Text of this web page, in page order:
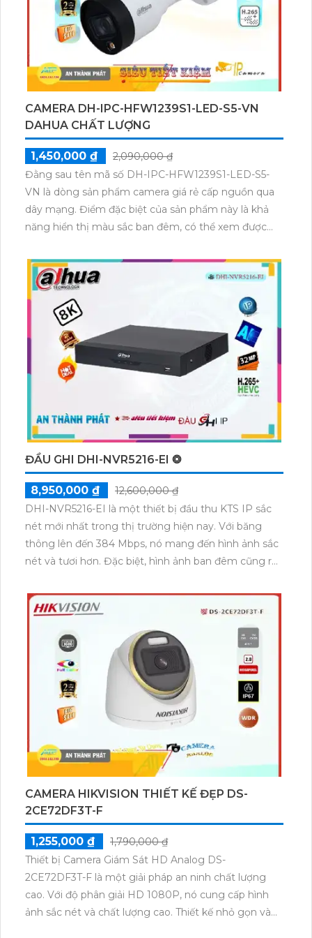
phẩm. Camera có khả năng xoay 360 độ, giúp theo
dõi mọi góc nhìn một cách linh hoạt. Ngoài ra,
camera còn hỗ trợ chế độ zoom thu phóng dễ dàng,
giúp người dùng quan sát rõ ràng và chi tiết hơn.
CAMERA DH-IPC-HFW1239S1-LED-S5-VN
DAHUA CHẤT LƯỢNG
1,450,000 ₫
2,090,000 ₫
Đằng sau tên mã số DH-IPC-HFW1239S1-LED-S5-
VN là dòng sản phẩm camera giá rẻ cấp nguồn qua
dây mạng. Điểm đặc biệt của sản phẩm này là khả
năng hiển thị màu sắc ban đêm, có thể xem được
lựa chọn lý tưởng để lắp camera trong các kho hàng,
công trình xây dựng hay khu phố. Với vỏ kim loại
chắc chắn, camera sử dụng công nghệ IP POE để
truyền tải hình ảnh qua mạng. Đặc biệt, camera có
khả năng thu hình chất lượng cao dùng mã hóa
H.265+/H.265/H.264+/H.264. Chúng tôi cam kết
camera này sẽ mang đến giải pháp chống trộm hiệu
quả cho bạn.
ĐẦU GHI DHI-NVR5216-EI ❂
8,950,000 ₫
12,600,000 ₫
DHI-NVR5216-EI là một thiết bị đầu thu KTS IP sắc
nét mới nhất trong thị trường hiện nay. Với băng
thông lên đến 384 Mbps, nó mang đến hình ảnh sắc
nét và tươi hơn. Đặc biệt, hình ảnh ban đêm cũng rực
phép lưu trữ đến 32 MP và tiết kiệm băng thông với
các chuẩn nén H.265+/H.265/H.264+/H.264. Ngoài ra,
nó cũng hỗ trợ giao thức ONVIF, mang đến sự linh
hoạt và tích hợp dễ dàng.
CAMERA HIKVISION THIẾT KẾ ĐẸP DS-
2CE72DF3T-F
1,255,000 ₫
1,790,000 ₫
Thiết bị Camera Giám Sát HD Analog DS-
2CE72DF3T-F là một giải pháp an ninh chất lượng
cao. Với độ phân giải HD 1080P, nó cung cấp hình
ảnh sắc nét và chất lượng cao. Thiết kế nhỏ gọn và